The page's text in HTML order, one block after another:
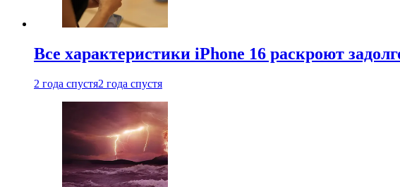
Все характеристики iPhone 16 раскроют
2 года спустя2 года спустя